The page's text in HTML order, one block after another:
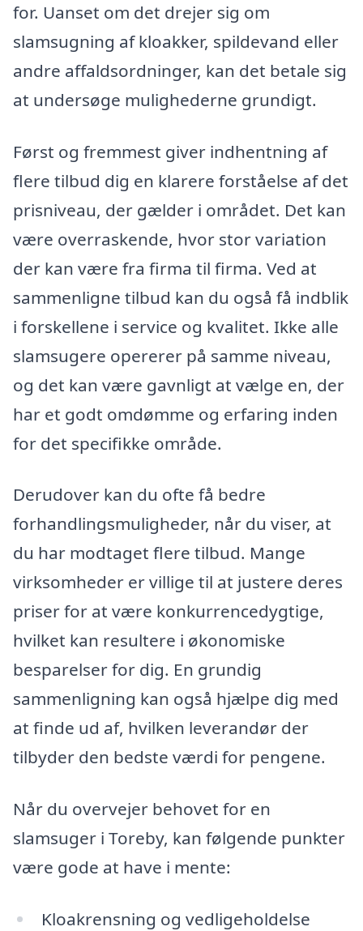
for. Uanset om det drejer sig om
slamsugning af kloakker, spildevand eller
andre affaldsordninger, kan det betale sig
at undersøge mulighederne grundigt.
Først og fremmest giver indhentning af
flere tilbud dig en klarere forståelse af det
prisniveau, der gælder i området. Det kan
være overraskende, hvor stor variation
der kan være fra firma til firma. Ved at
sammenligne tilbud kan du også få indblik
i forskellene i service og kvalitet. Ikke alle
slamsugere opererer på samme niveau,
og det kan være gavnligt at vælge en, der
har et godt omdømme og erfaring inden
for det specifikke område.
Derudover kan du ofte få bedre
forhandlingsmuligheder, når du viser, at
du har modtaget flere tilbud. Mange
virksomheder er villige til at justere deres
priser for at være konkurrencedygtige,
hvilket kan resultere i økonomiske
besparelser for dig. En grundig
sammenligning kan også hjælpe dig med
at finde ud af, hvilken leverandør der
tilbyder den bedste værdi for pengene.
Når du overvejer behovet for en
slamsuger i Toreby, kan følgende punkter
være gode at have i mente:
Kloakrensning og vedligeholdelse